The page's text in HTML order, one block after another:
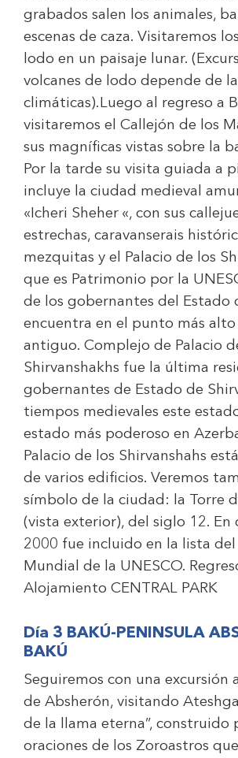
grabados salen los animales,
escenas de caza. Visitaremos
lodo en un paisaje lunar.
volcanes de lodo depende de
climáticas).Luego al regreso a
visitaremos el Callejón de los
sus magníficas vistas sobre la
Por la tarde su visita guiada a
incluye la ciudad medieval
«Icheri Sheher «, con sus
estrechas, caravanserais
mezquitas y el Palacio de los
que es Patrimonio por la
de los gobernantes del Estado
encuentra en el punto más alto
antiguo. Complejo de Palacio
Shirvanshakhs fue la última
gobernantes de Estado de
tiempos medievales este
estado más poderoso en
Palacio de los Shirvanshahs
de varios edificios. Veremos
símbolo de la ciudad: la Torre
(vista exterior), del siglo 12. En
2000 fue incluido en la lista
Mundial de la UNESCO.
Alojamiento CENTRAL PARK
Día 3 BAKÚ-PENINSULA
BAKÚ
Seguiremos con una excursión
de Absherón, visitando
de la llama eterna”, construido
oraciones de los Zoroastros